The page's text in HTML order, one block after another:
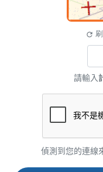
refresh
請輸入
偵測到您的連線